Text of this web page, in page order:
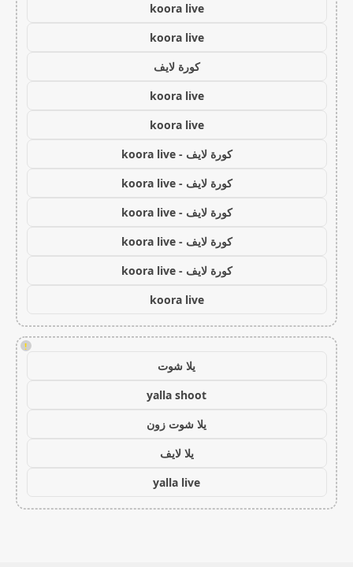
koora live
koora live
كورة لايف
koora live
koora live
كورة لايف - koora live
كورة لايف - koora live
كورة لايف - koora live
كورة لايف - koora live
كورة لايف - koora live
koora live
!
يلا شوت
yalla shoot
يلا شوت زون
يلا لايف
yalla live